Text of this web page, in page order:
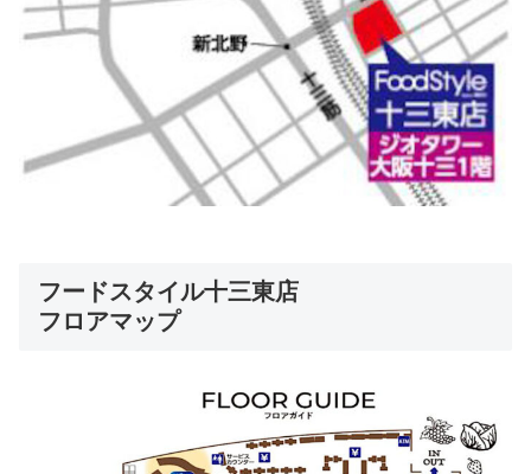
フードスタイル十三東店
フロアマップ